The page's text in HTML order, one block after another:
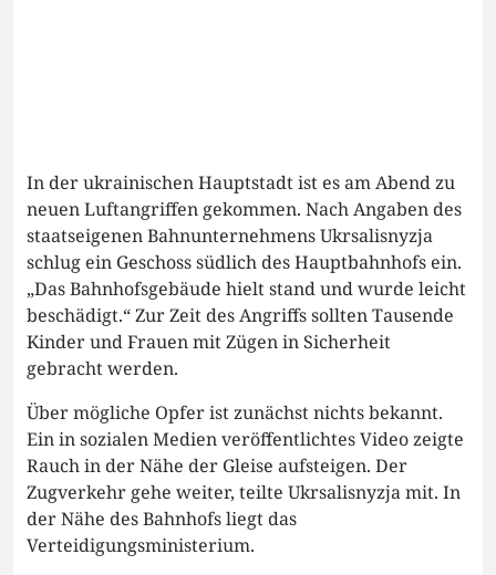
In der ukrainischen Hauptstadt ist es am Abend zu
neuen Luftangriffen gekommen. Nach Angaben des
staatseigenen Bahnunternehmens Ukrsalisnyzja
schlug ein Geschoss südlich des Hauptbahnhofs ein.
„Das Bahnhofsgebäude hielt stand und wurde leicht
beschädigt.“ Zur Zeit des Angriffs sollten Tausende
Kinder und Frauen mit Zügen in Sicherheit
gebracht werden.
Über mögliche Opfer ist zunächst nichts bekannt.
Ein in sozialen Medien veröffentlichtes Video zeigte
Rauch in der Nähe der Gleise aufsteigen. Der
Zugverkehr gehe weiter, teilte Ukrsalisnyzja mit. In
der Nähe des Bahnhofs liegt das
Verteidigungsministerium.